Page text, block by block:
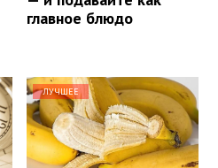
главное блюдо
ЛУЧШЕЕ